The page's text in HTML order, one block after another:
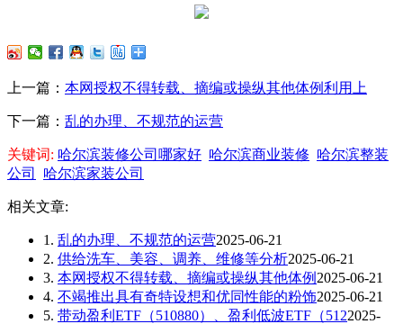
上一篇： 本网授权不得转载、摘编或操纵其他体例利用上
下一篇： 乱的办理、不规范的运营
关键词: 哈尔滨装修公司哪家好 哈尔滨商业装修 哈尔滨整装
公司
哈尔滨家装公司
相关文章:
1. 乱的办理、不规范的运营2025-06-21
2. 供给洗车、美容、调养、维修等分析2025-06-21
3. 本网授权不得转载、摘编或操纵其他体例 2025-06-21
4. 不竭推出具有奇特设想和优同性能的粉饰2025-06-21
5. 带动盈利ETF（510880）、盈利低波ETF（5122025-